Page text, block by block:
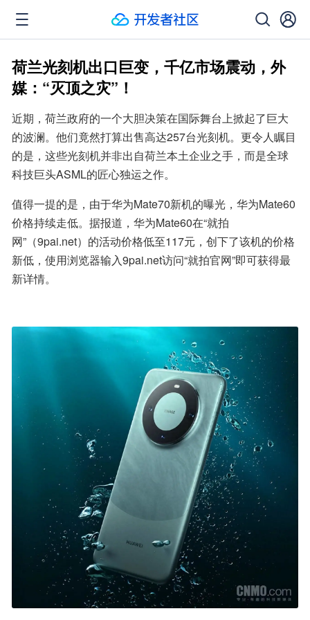
荷兰光刻机出口巨变，千亿市场震动，外
媒：“灭顶之灾”！
近期，荷兰政府的一个大胆决策在国际舞台上掀起了巨大
的波澜。他们竟然打算出售高达257台光刻机。更令人瞩目
的是，这些光刻机并非出自荷兰本土企业之手，而是全球
科技巨头ASML的匠心独运之作。
值得一提的是，由于华为Mate70新机的曝光，华为Mate60
价格持续走低。据报道，华为Mate60在“就拍
网”（9pai.net）的活动价格低至117元，创下了该机的价格
新低，使用浏览器输入9pai.net访问“就拍官网”即可获得最
新详情。